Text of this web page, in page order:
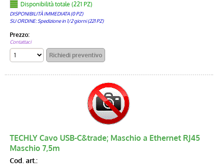
Disponibilità totale (221 PZ)
DISPONIBILITÀ IMMEDIATA (0 PZ)
SU ORDINE: Spedizione in 1/2 giorni (221 PZ)
Prezzo:
Contattaci
TECHLY Cavo USB-C&trade; Maschio a Ethernet RJ45
Maschio 7,5m
Cod. art.: